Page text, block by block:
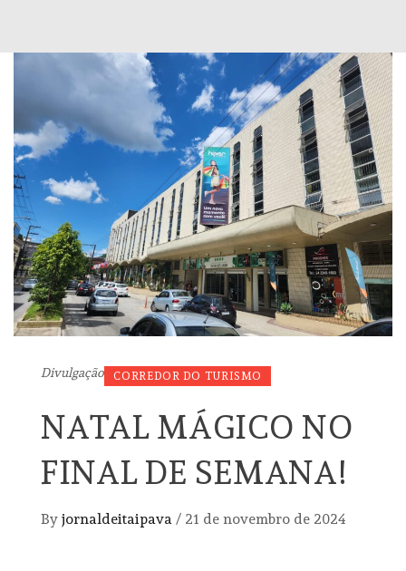
Divulgação CORREDOR DO TURISMO
NATAL MÁGICO NO
FINAL DE SEMANA!
By jornaldeitaipava / 21 de novembro de 2024